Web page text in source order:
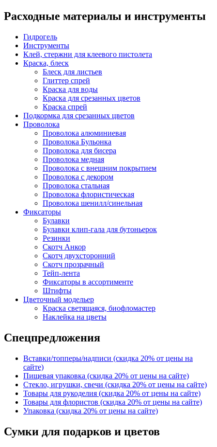
Расходные материалы и инструменты
Гидрогель
Инструменты
Клей, стержни для клеевого пистолета
Краска, блеск
Блеск для листьев
Глиттер спрей
Краска для воды
Краска для срезанных цветов
Краска спрей
Подкормка для срезанных цветов
Проволока
Проволока алюминиевая
Проволока Бульонка
Проволока для бисера
Проволока медная
Проволока с внешним покрытием
Проволока с декором
Проволока стальная
Проволока флористическая
Проволока шенилл/синельная
Фиксаторы
Булавки
Булавки клип-гала для бутоньерок
Резинки
Скотч Анкор
Скотч двухсторонний
Скотч прозрачный
Тейп-лента
Фиксаторы в ассортименте
Штифты
Цветочный модельер
Краска светящаяся, биофломастер
Наклейка на цветы
Спецпредложения
Вставки/топперы/надписи (скидка 20% от цены на
сайте)
Пищевая упаковка (скидка 20% от цены на сайте)
Стекло, игрушки, свечи (скидка 20% от цены на сайте)
Товары для рукоделия (скидка 20% от цены на сайте)
Товары для флористов (скидка 20% от цены на сайте)
Упаковка (скидка 20% от цены на сайте)
Сумки для подарков и цветов